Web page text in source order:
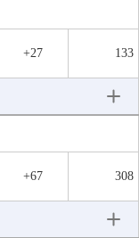
+27 133
+67 308